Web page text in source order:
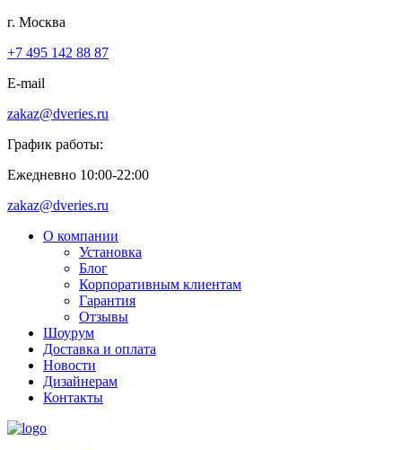
г. Москва
+7 495 142 88 87
E-mail
zakaz@dveries.ru
График работы:
Ежедневно 10:00-22:00
zakaz@dveries.ru
О компании
Установка
Блог
Корпоративным клиентам
Гарантия
Отзывы
Шоурум
Доставка и оплата
Новости
Дизайнерам
Контакты